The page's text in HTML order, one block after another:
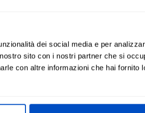
dei social media e per
sito con i nostri partner che si
con altre informazioni che hai fornito